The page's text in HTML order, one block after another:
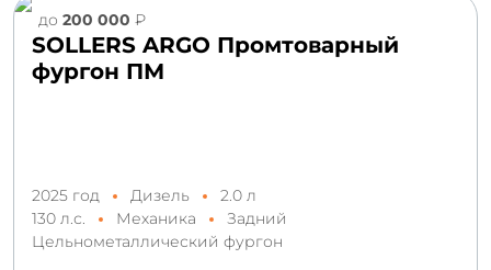
до 200 000 ₽
SOLLERS ARGO Промтоварный
фургон ПМ
2025 год Дизель
2.0 л
130 л.с.
Механика
Задний
Цельнометаллический фургон